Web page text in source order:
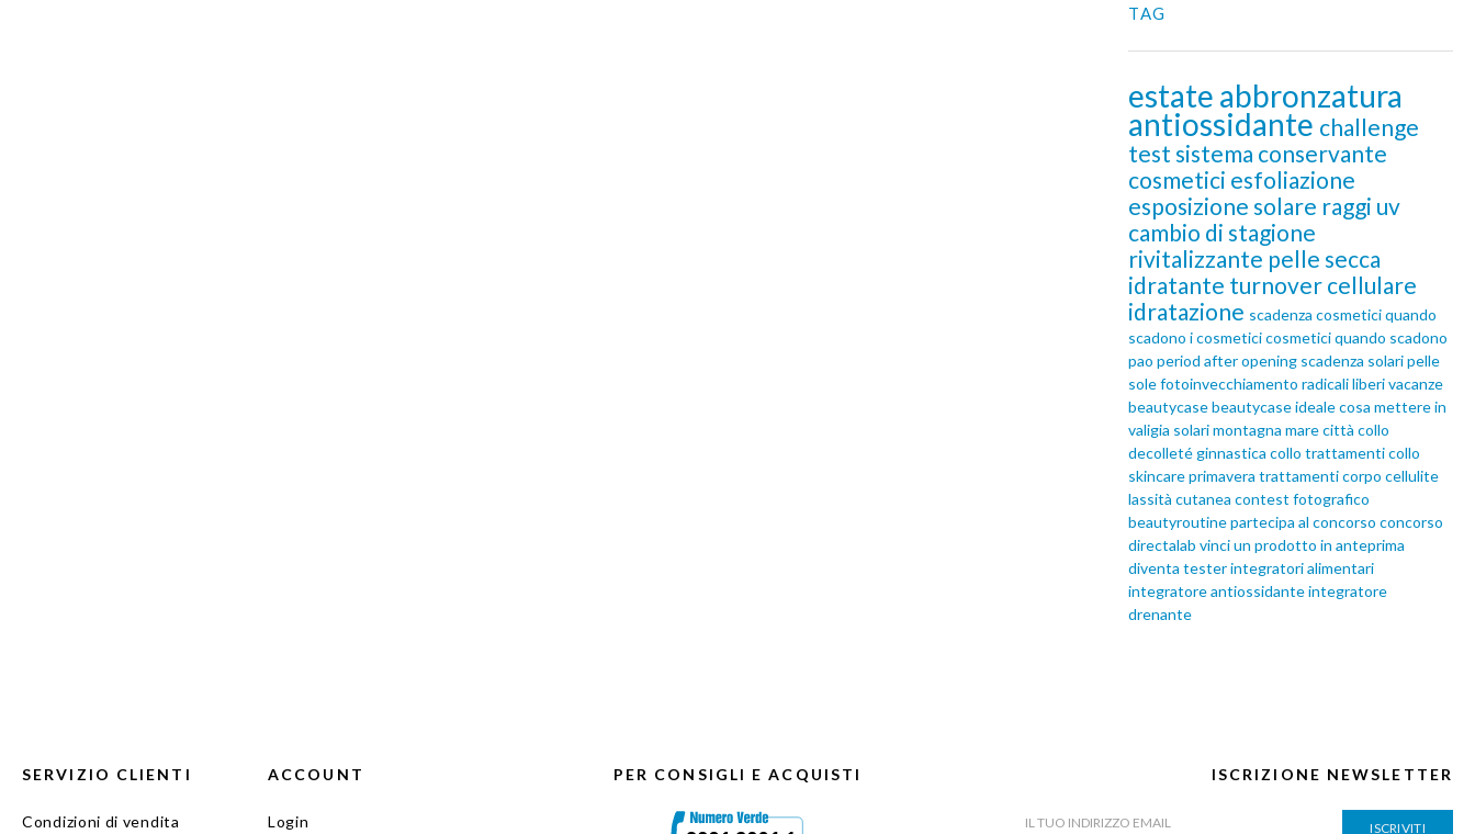
TAG
estate abbronzatura
antiossidante challenge
test sistema conservante
cosmetici esfoliazione
esposizione solare raggi uv
cambio di stagione
rivitalizzante pelle secca
idratante turnover cellulare
idratazione scadenza cosmeticiquando
scadono i cosmeticicosmetici quando scadono
pao period after opening scadenza solaripelle
solefotoinvecchiamento radicali liberivacanze
beautycasebeautycase idealecosa mettere in
valigia solarimontagna marecittà collo
decolletéginnastica collo trattamenti collo
skincare primavera trattamenti corpo cellulite
lassità cutanea contest fotografico
beautyroutinepartecipa al concorso concorso
directalab vinci un prodotto in anteprima
diventa testerintegratori alimentari
integratore antiossidanteintegratore
drenante
SERVIZIO CLIENTI
Condizioni di vendita
ACCOUNT
Login
PER CONSIGLI E ACQUISTI ISCRIZIONE NEWSLETTER
ISCRIVITI